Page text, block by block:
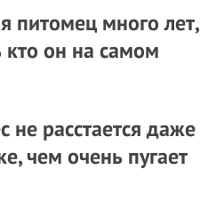
питомец много лет,
он на самом
не расстается даже
чем очень пугает